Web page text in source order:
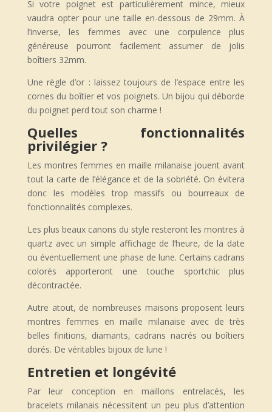
Si votre poignet est particulièrement mince, mieux
vaudra opter pour une taille en-dessous de 29mm. À
l’inverse, les femmes avec une corpulence plus
généreuse pourront facilement assumer de jolis
boîtiers 32mm.
Une règle d’or : laissez toujours de l’espace entre les
cornes du boîtier et vos poignets. Un bijou qui déborde
du poignet perd tout son charme !
Quelles fonctionnalités
privilégier ?
Les montres femmes en maille milanaise jouent avant
tout la carte de l’élégance et de la sobriété. On évitera
donc les modèles trop massifs ou bourreaux de
fonctionnalités complexes.
Les plus beaux canons du style resteront les montres à
quartz avec un simple affichage de l’heure, de la date
ou éventuellement une phase de lune. Certains cadrans
colorés apporteront une touche sportchic plus
décontractée.
Autre atout, de nombreuses maisons proposent leurs
montres femmes en maille milanaise avec de très
belles finitions, diamants, cadrans nacrés ou boîtiers
dorés. De véritables bijoux de lune !
Entretien et longévité
Par leur conception en maillons entrelacés, les
bracelets milanais nécessitent un peu plus d’attention